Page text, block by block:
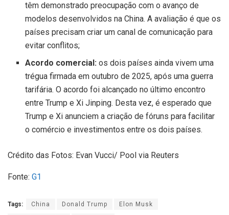
têm demonstrado preocupação com o avanço de
modelos desenvolvidos na China. A avaliação é que os
países precisam criar um canal de comunicação para
evitar conflitos;
Acordo comercial: os dois países ainda vivem uma
trégua firmada em outubro de 2025, após uma guerra
tarifária. O acordo foi alcançado no último encontro
entre Trump e Xi Jinping. Desta vez, é esperado que
Trump e Xi anunciem a criação de fóruns para facilitar
o comércio e investimentos entre os dois países.
Crédito das Fotos: Evan Vucci/ Pool via Reuters
Fonte: G1
Tags: China Donald Trump Elon Musk